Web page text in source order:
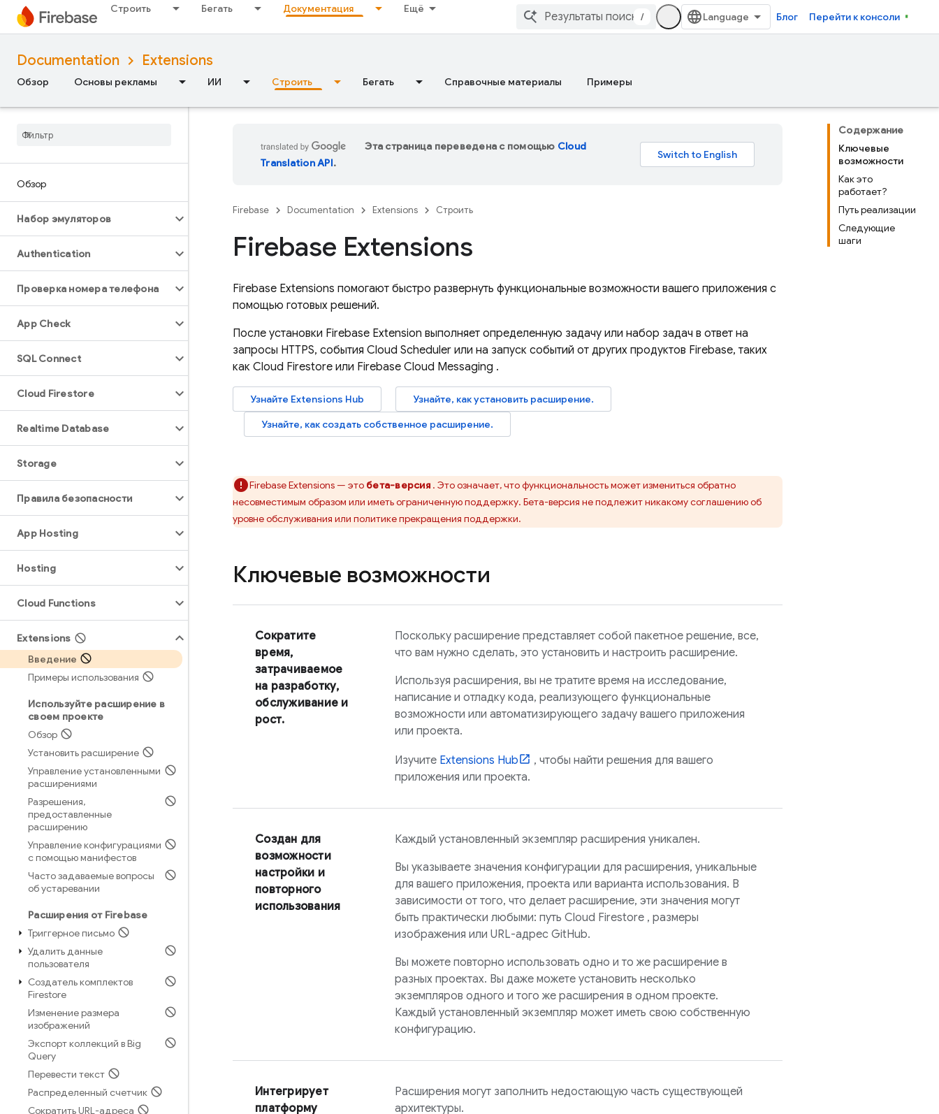
Строить Бегать Документация Ещё
/ Блог Перейти к консоли
Documentation Extensions
Обзор Основы рекламы ИИ Строить Бегать Справочные материалы Примеры
Обзор
Набор эмуляторов
Authentication
Проверка номера телефона
App Check
SQL Connect
Cloud Firestore
Realtime Database
Storage
Правила безопасности
App Hosting
Hosting
Cloud Functions
Extensions
Введение
Примеры использования
Используйте расширение в
своем проекте
Обзор
Установить расширение
Управление установленными
расширениями
Разрешения,
предоставленные
расширению
Управление конфигурациями
с помощью манифестов
Часто задаваемые вопросы
об устаревании
Расширения от Firebase
Триггерное письмо
Удалить данные
пользователя
Создатель комплектов
Firestore
Изменение размера
изображений
Экспорт коллекций в Big
Query
Перевести текст
Распределенный счетчик
Сократить URL-адреса
Содержание
Ключевые
возможности
Как это
работает?
Путь реализации
Следующие
шаги
Эта страница переведена с помощью Cloud
Translation API.
Firebase Documentation Extensions Строить
Firebase Extensions
Firebase Extensions помогают быстро развернуть функциональные возможности вашего приложения с
помощью готовых решений.
После установки Firebase Extension выполняет определенную задачу или набор задач в ответ на
запросы HTTPS, события Cloud Scheduler или на запуск событий от других продуктов Firebase, таких
как Cloud Firestore или Firebase Cloud Messaging .
Узнайте Extensions Hub
Узнайте, как установить расширение.
Узнайте, как создать собственное расширение.
Firebase Extensions— это бета-версия. Это означает, что функциональность может измениться обратно
несовместимым образом или иметь ограниченную поддержку. Бета-версия не подлежит никакому соглашению об
уровне обслуживания или политике прекращения поддержки.
Ключевые возможности
Сократите
время,
затрачиваемое
на разработку,
обслуживание и
рост.
Поскольку расширение представляет собой пакетное решение, все,
что вам нужно сделать, это установить и настроить расширение.
Используя расширения, вы не тратите время на исследование,
написание и отладку кода, реализующего функциональные
возможности или автоматизирующего задачу вашего приложения
или проекта.
Изучите Extensions Hub
, чтобы найти решения для вашего
приложения или проекта.
Создан для
возможности
настройки и
повторного
использования
Каждый установленный экземпляр расширения уникален.
Вы указываете значения конфигурации для расширения, уникальные
для вашего приложения, проекта или варианта использования. В
зависимости от того, что делает расширение, эти значения могут
быть практически любыми: путь Cloud Firestore , размеры
изображения или URL-адрес GitHub.
Вы можете повторно использовать одно и то же расширение в
разных проектах. Вы даже можете установить несколько
экземпляров одного и того же расширения в одном проекте.
Каждый установленный экземпляр может иметь свою собственную
конфигурацию.
Интегрирует
платформу
Расширения могут заполнить недостающую часть существующей
архитектуры.